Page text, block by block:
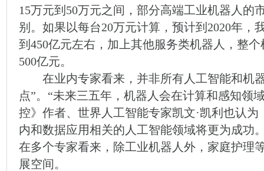
15万元到50万元之间，部分高端工业机器人的
别。如果以每台20万元计算，预计到2020年，
到450亿元左右，加上其他服务类机器人，整
500亿元。
在业内专家看来，并非所有人工智能和机
点”。“未来三五年，机器人会在计算和感知领
控》作者、世界人工智能专家凯文·凯利也认
内和数据应用相关的人工智能领域将更为成功
在多个专家看来，除工业机器人外，家庭护理
展空间。